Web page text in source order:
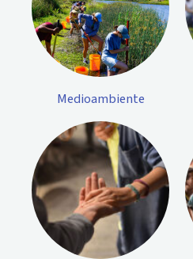
Medioambiente